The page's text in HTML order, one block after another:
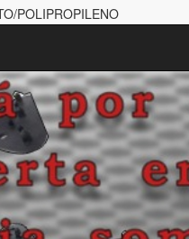
POLIPROPILENO